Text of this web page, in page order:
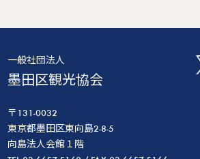
一般社団法人
墨田区観光協会
〒131-0032
東京都墨田区東向島2-8-5
向島法人会館１階